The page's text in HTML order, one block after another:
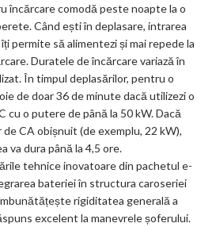
încărcare comodă peste noapte la o
Când ești în deplasare, intrarea
permite să alimentezi și mai repede la
Duratele de încărcare variază în
În timpul deplasărilor, pentru o
de doar 36 de minute dacă utilizezi o
cu o putere de până la 50 kW. Dacă
CA obișnuit (de exemplu, 22 kW),
va dura până la 4,5 ore.
tehnice inovatoare din pachetul e-
bateriei în structura caroseriei
rigiditatea generală a
excelent la manevrele șoferului.